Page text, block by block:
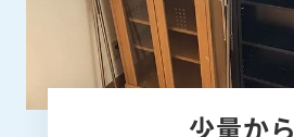
少量から